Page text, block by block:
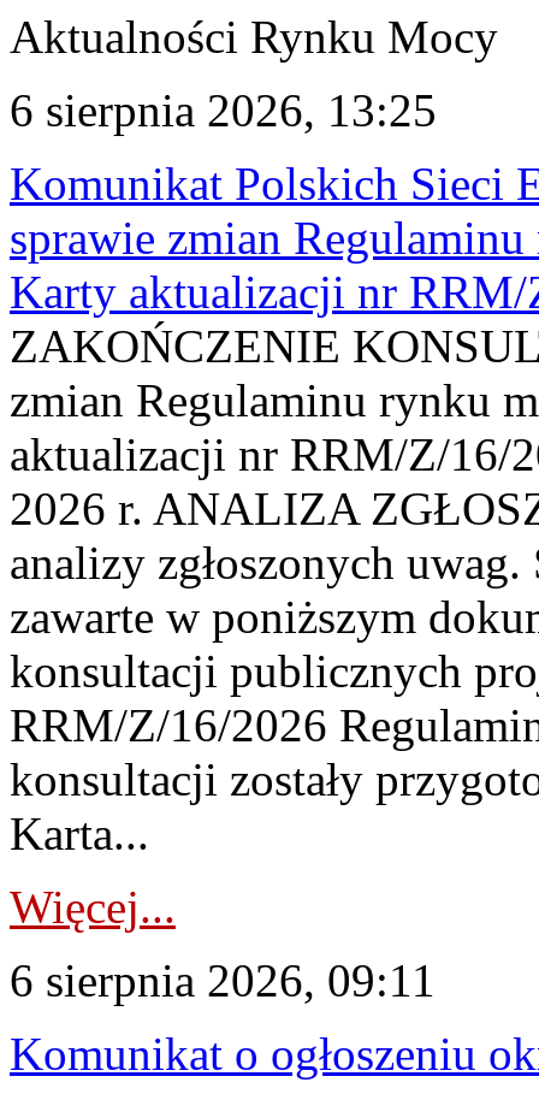
Aktualności Rynku Mocy
6 sierpnia 2026, 13:25
Komunikat Polskich Sieci
sprawie zmian
Karty aktualizacji nr
ZAKOŃCZENIE
zmian Regulaminu rynku
aktualizacji nr RRM/Z/16/
2026 r. ANALIZA
analizy zgłoszonych
zawarte w poniższym
konsultacji publicznych
RRM/Z/16/2026
konsultacji zostały
Karta...
Więcej...
6 sierpnia 2026, 09:11
Komunikat o ogłoszeniu